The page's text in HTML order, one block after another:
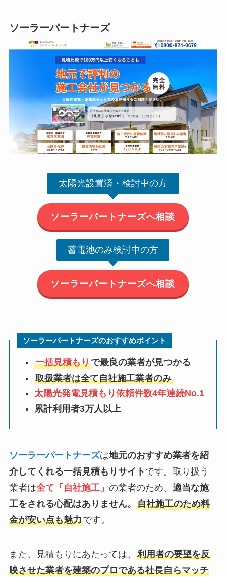
ソーラーパートナーズ
太陽光設置済・検討中の方
ソーラーパートナーズへ相談
蓄電池のみ検討中の方
ソーラーパートナーズへ相談
ソーラーパートナーズのおすすめポイント
一括見積もりで最良の業者が見つかる
取扱業者は全て自社施工業者のみ
太陽光発電見積もり依頼件数4年連続No.1
累計利用者3万人以上
ソーラーパートナーズは地元のおすすめ業者を紹
介してくれる一括見積もりサイト です。取り扱う
業者は全て「自社施工」 の業者のため、 適当な施
工をされる心配はありません。 自社施工のため料
金が安い点も魅力です。
また、見積もりにあたっては、 利用者の要望を反
映させた業者を建築のプロである社長自らマッチ